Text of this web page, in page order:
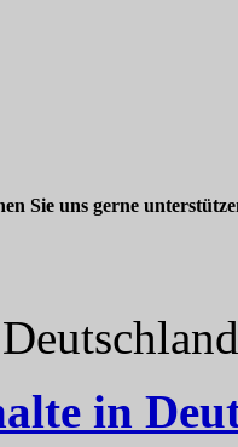
Sie uns gerne
in